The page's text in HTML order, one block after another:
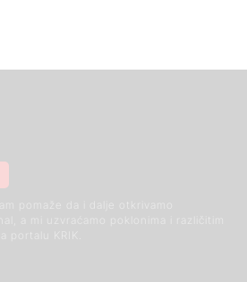
pomaže da i dalje otkrivamo
a mi uzvraćamo poklonima i različitim
portalu KRIK.